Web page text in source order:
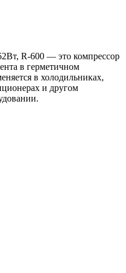
R-600 — это компрессор
в герметичном
в холодильниках,
и другом